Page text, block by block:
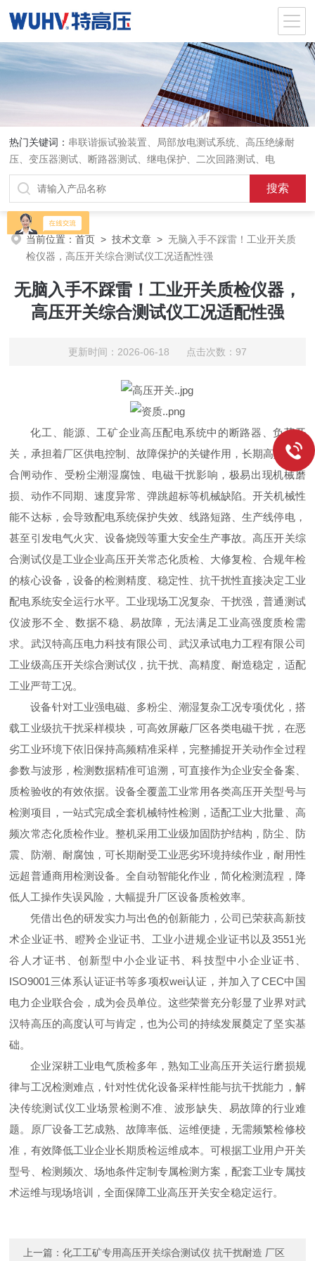
热门关键词： 串联谐振试验装置、局部放电测试系统、高压绝缘耐
压、变压器测试、断路器测试、继电保护、二次回路测试、电
当前位置：首页 >技术文章 >无脑入手不踩雷！工业开关质
检仪器，高压开关综合测试仪工况适配性强
无脑入手不踩雷！工业开关质检仪器，
高压开关综合测试仪工况适配性强
更新时间：2026-06-18 点击次数：97
化工、能源、工矿企业高压配电系统中的断路器、负荷开
关，承担着厂区供电控制、故障保护的关键作用，长期高频次分
合闸动作、受粉尘潮湿腐蚀、电磁干扰影响，极易出现机械磨
损、动作不同期、速度异常、弹跳超标等机械缺陷。开关机械性
能不达标，会导致配电系统保护失效、线路短路、生产线停电，
甚至引发电气火灾、设备烧毁等重大安全生产事故。高压开关综
合测试仪是工业企业高压开关常态化质检、大修复检、合规年检
的核心设备，设备的检测精度、稳定性、抗干扰性直接决定工业
配电系统安全运行水平。工业现场工况复杂、干扰强，普通测试
仪波形不全、数据不稳、易故障，无法满足工业高强度质检需
求。武汉特高压电力科技有限公司、武汉承试电力工程有限公司
工业级高压开关综合测试仪，抗干扰、高精度、耐造稳定，适配
工业严苛工况。
设备针对工业强电磁、多粉尘、潮湿复杂工况专项优化，搭
载工业级抗干扰采样模块，可高效屏蔽厂区各类电磁干扰，在恶
劣工业环境下依旧保持高频精准采样，完整捕捉开关动作全过程
参数与波形，检测数据精准可追溯，可直接作为企业安全备案、
质检验收的有效依据。设备全覆盖工业常用各类高压开关型号与
检测项目，一站式完成全套机械特性检测，适配工业大批量、高
频次常态化质检作业。整机采用工业级加固防护结构，防尘、防
震、防潮、耐腐蚀，可长期耐受工业恶劣环境持续作业，耐用性
远超普通商用检测设备。全自动智能化作业，简化检测流程，降
低人工操作失误风险，大幅提升厂区设备质检效率。
凭借出色的研发实力与出色的创新能力，公司已荣获高新技
术企业证书、瞪羚企业证书、工业小进规企业证书以及3551光
谷人才证书、创新型中小企业证书、科技型中小企业证书、
ISO9001三体系认证证书等多项权wei认证，并加入了CEC中国
电力企业联合会，成为会员单位。这些荣誉充分彰显了业界对武
汉特高压的高度认可与肯定，也为公司的持续发展奠定了坚实基
础。
企业深耕工业电气质检多年，熟知工业高压开关运行磨损规
律与工况检测难点，针对性优化设备采样性能与抗干扰能力，解
决传统测试仪工业场景检测不准、波形缺失、易故障的行业难
题。原厂设备工艺成熟、故障率低、运维便捷，无需频繁检修校
准，有效降低工业企业长期质检运维成本。可根据工业用户开关
型号、检测频次、场地条件定制专属检测方案，配套工业专属技
术运维与现场培训，全面保障工业高压开关安全稳定运行。
上一篇：化工工矿专用高压开关综合测试仪 抗干扰耐造 厂区